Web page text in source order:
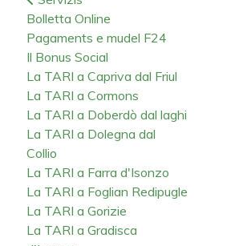
Bolletta Online
Pagaments e mudel F24
Il Bonus Social
La TARI a Capriva dal Friul
La TARI a Cormons
La TARI a Doberdò dal laghi
La TARI a Dolegna dal
Collio
La TARI a Farra d'Isonzo
La TARI a Foglian Redipugle
La TARI a Gorizie
La TARI a Gradisca